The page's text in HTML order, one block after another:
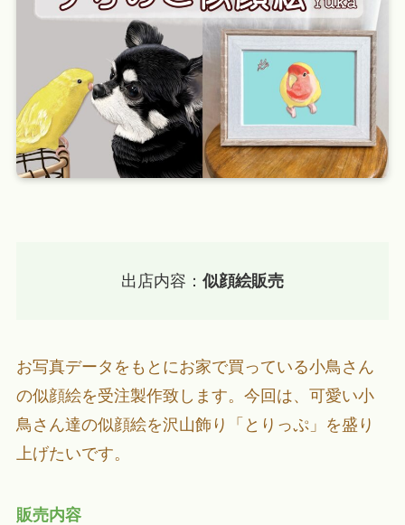
出店内容： 似顔絵販売
お写真データをもとにお家で買っている小鳥さん
の似顔絵を受注製作致します。今回は、可愛い小
鳥さん達の似顔絵を沢山飾り「とりっぷ」を盛り
上げたいです。
販売内容